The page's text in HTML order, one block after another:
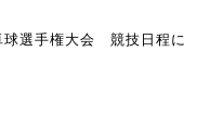
球選手権大会 競技日程に